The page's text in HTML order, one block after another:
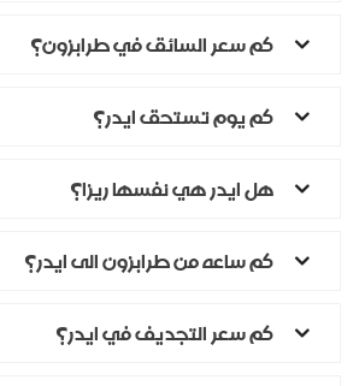
كم سعر السائق في طرابزون؟
كم يوم تستحق ايدر؟
هل ايدر هي نفسها ريزا؟
كم ساعه من طرابزون الى ايدر؟
كم سعر التجديف في ايدر؟